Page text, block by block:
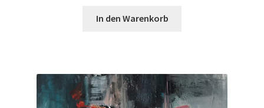
In den Warenkorb